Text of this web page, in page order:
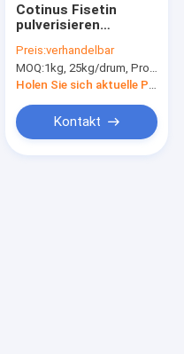
Cotinus Fisetin
pulverisieren
Coggygria-Auszug
Antialtern
Preis:verhandelbar
MOQ:1kg, 25kg/drum, Probe ist verfügbar
Kontakt